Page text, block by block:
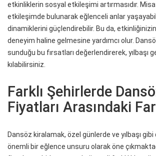
etkinliklerin sosyal etkileşimi artırmasıdır.
etkileşimde bulunarak eğlenceli anlar
dinamiklerini güçlendirebilir. Bu da,
deneyim haline gelmesine yardımcı olur.
sunduğu bu fırsatları değerlendirerek, yılbaşı
kılabilirsiniz.
Farklı Şehirlerde
Fiyatları Arasındaki
Dansöz kiralamak, özel günlerde ve yılbaşı
önemli bir eğlence unsuru olarak öne